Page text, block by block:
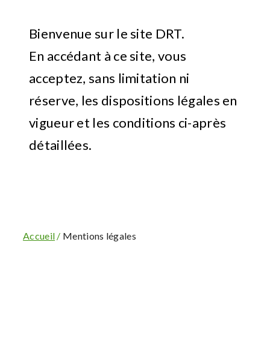
Bienvenue sur le site DRT.
En accédant à ce site, vous
acceptez, sans limitation ni
réserve, les dispositions légales en
vigueur et les conditions ci-après
détaillées.
Accueil / Mentions légales